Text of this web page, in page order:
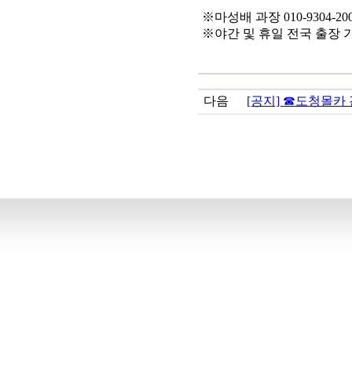
※마성배 과장 010-9304-
※야간 및 휴일 전국 출장
다음 [공지] ☎도청몰카